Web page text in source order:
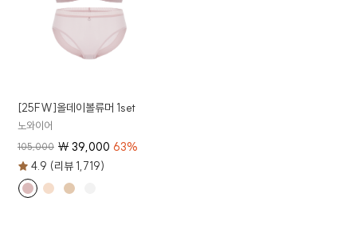
[25FW]올데이볼류머 1set
노와이어
105,000 ₩39,000 63%
4.9 (리뷰 1,719)